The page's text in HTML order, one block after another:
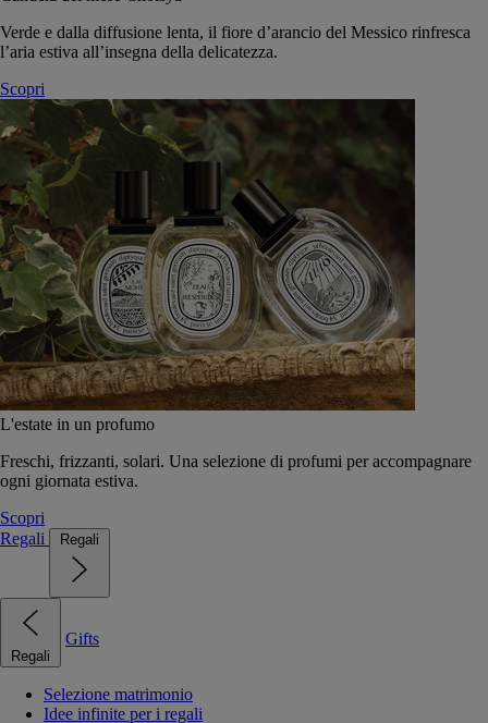
Verde e dalla diffusione lenta, il fiore d’arancio del Messico rinfresca
l’aria estiva all’insegna della delicatezza.
Scopri
L'estate in un profumo
Freschi, frizzanti, solari. Una selezione di profumi per accompagnare
ogni giornata estiva.
Scopri
Regali
Regali
Regali
Gifts
Selezione matrimonio
Idee infinite per i regali